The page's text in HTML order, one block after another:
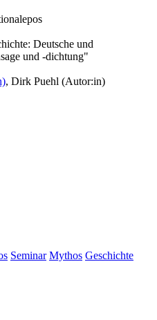
Deutsche und
und -dichtung"
, Dirk Puehl (Autor:in)
Seminar Mythos Geschichte